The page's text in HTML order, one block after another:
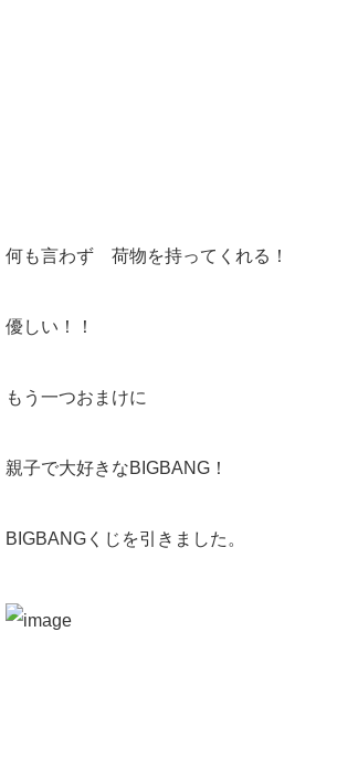
何も言わず 荷物を持ってくれる！
優しい！！
もう一つおまけに
親子で大好きなBIGBANG！
BIGBANGくじを引きました。